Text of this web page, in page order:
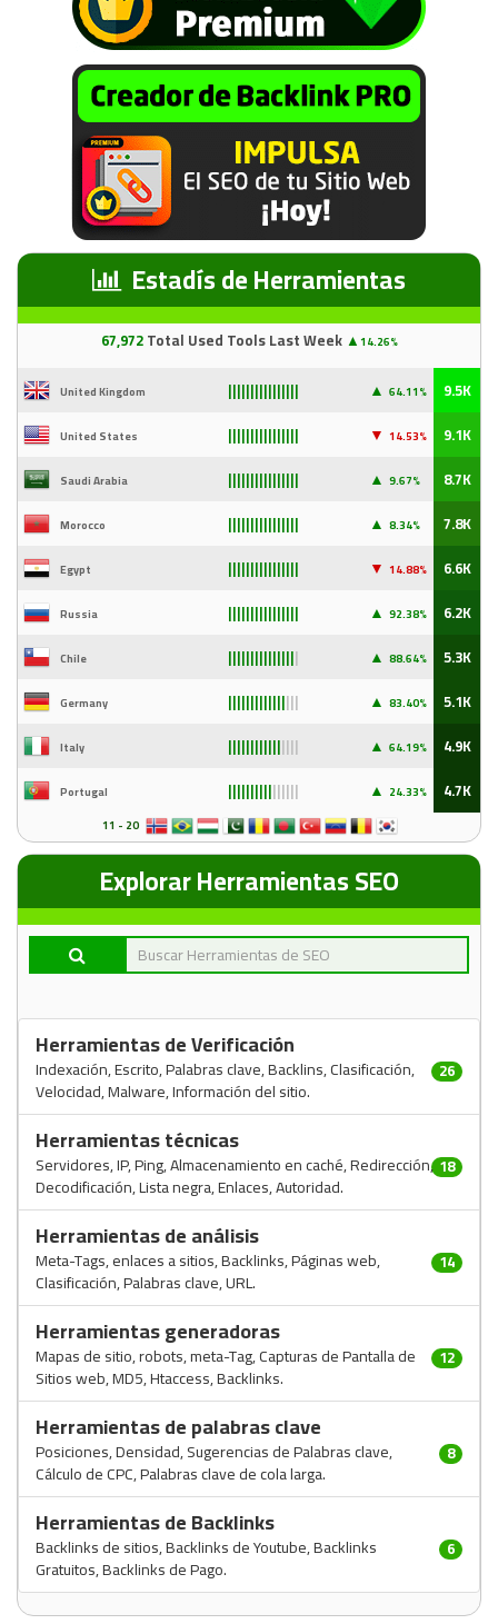
Estadís de Herramientas
67,972Total Used Tools Last Week ▲14.26%
United Kingdom ▲ 64.11% 9.5K
United States ▼ 14.53% 9.1K
Saudi Arabia ▲ 9.67% 8.7K
Morocco ▲ 8.34% 7.8K
Egypt ▼ 14.88% 6.6K
Russia ▲ 92.38% 6.2K
Chile ▲ 88.64% 5.3K
Germany ▲ 83.40% 5.1K
Italy ▲ 64.19% 4.9K
Portugal ▲ 24.33% 4.7K
11 - 20
Explorar Herramientas SEO
Herramientas de Verificación
Indexación, Escrito, Palabras clave, Backlins, Clasificación,
Velocidad, Malware, Información del sitio.
26
Herramientas técnicas
Servidores, IP, Ping, Almacenamiento en caché, Redirección,
Decodificación, Lista negra, Enlaces, Autoridad.
18
Herramientas de análisis
Meta-Tags, enlaces a sitios, Backlinks, Páginas web,
Clasificación, Palabras clave, URL.
14
Herramientas generadoras
Mapas de sitio, robots, meta-Tag, Capturas de Pantalla de
Sitios web, MD5, Htaccess, Backlinks.
12
Herramientas de palabras clave
Posiciones, Densidad, Sugerencias de Palabras clave,
Cálculo de CPC, Palabras clave de cola larga.
8
Herramientas de Backlinks
Backlinks de sitios, Backlinks de Youtube, Backlinks
Gratuitos, Backlinks de Pago.
6